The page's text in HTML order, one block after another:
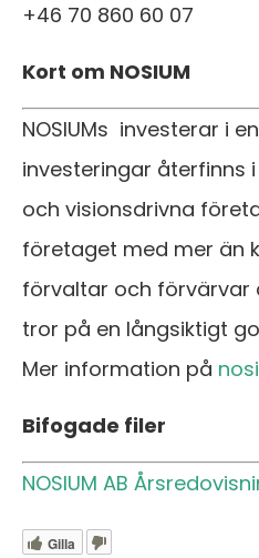
+46 70 860 60 07
Kort om NOSIUM
NOSIUMs investerar i
investeringar återfinns
och visionsdrivna
företaget med mer än
förvaltar och förvärvar
tror på en långsiktigt
Mer information på
Bifogade filer
NOSIUM AB
Gilla